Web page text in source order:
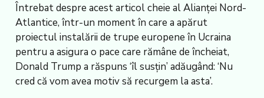
Întrebat despre acest articol cheie al Alianței Nord-
Atlantice, într-un moment în care a apărut
proiectul instalării de trupe europene în Ucraina
pentru a asigura o pace care rămâne de încheiat,
Donald Trump a răspuns ‘îl susțin’ adăugând: ‘Nu
cred că vom avea motiv să recurgem la asta’.